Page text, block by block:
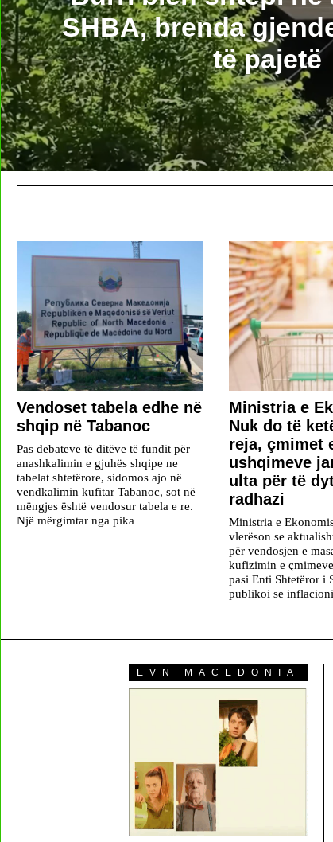
SHBA, brenda
të pajetë
Vendoset tabela edhe në
shqip në Tabanoc
Pas debateve të ditëve të fundit për
anashkalimin e gjuhës shqipe ne
tabelat shtetërore, sidomos ajo në
vendkalimin kufitar Tabanoc, sot në
mëngjes është vendosur tabela e re.
Një mërgimtar nga pika
Ministria e
Nuk do të
reja, çmimet
ushqimeve
ulta për të
radhazi
Ministria e
vlerëson se
për vendosjen e
kufizimin e
pasi Enti Shtetëror i
publikoi se
EVN MACEDONIA